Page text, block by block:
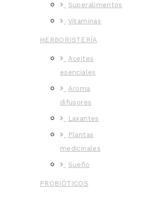
Superalimentos
Vitaminas
HERBORISTERÍA
Aceites
esenciales
Aroma
difusores
Laxantes
Plantas
medicinales
Sueño
PROBIÓTICOS